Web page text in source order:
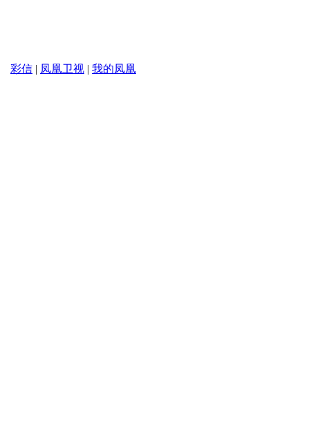
彩信 | 凤凰卫视 | 我的凤凰